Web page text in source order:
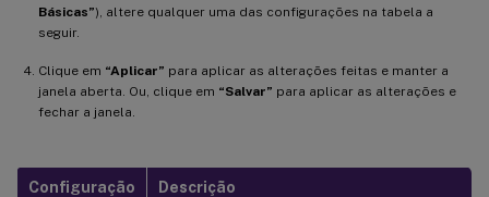
Básicas”), altere qualquer uma das configurações na tabela a
seguir.
Clique em “Aplicar” para aplicar as alterações feitas e manter a
janela aberta. Ou, clique em “Salvar” para aplicar as alterações e
fechar a janela.
Configuração Descrição